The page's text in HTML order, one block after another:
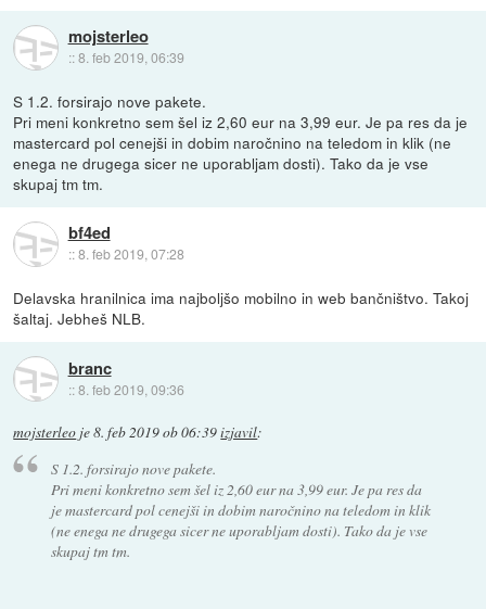
mojsterleo
::8. feb 2019, 06:39
S 1.2. forsirajo nove pakete.
Pri meni konkretno sem šel iz 2,60 eur na 3,99 eur. Je pa res da je
mastercard pol cenejši in dobim naročnino na teledom in klik (ne
enega ne drugega sicer ne uporabljam dosti). Tako da je vse
skupaj tm tm.
bf4ed
::8. feb 2019, 07:28
Delavska hranilnica ima najboljšo mobilno in web bančništvo. Takoj
šaltaj. Jebheš NLB.
branc
::8. feb 2019, 09:36
mojsterleo je8. feb 2019 ob 06:39izjavil:
S 1.2. forsirajo nove pakete.
Pri meni konkretno sem šel iz 2,60 eur na 3,99 eur. Je pa res da
je mastercard pol cenejši in dobim naročnino na teledom in klik
(ne enega ne drugega sicer ne uporabljam dosti). Tako da je vse
skupaj tm tm.